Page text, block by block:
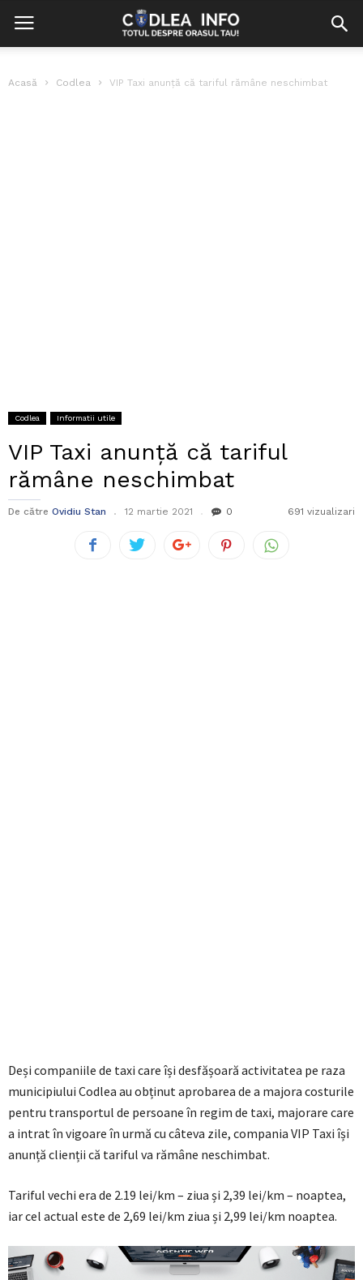
Acasă Codlea VIP Taxi anunță că tariful rămâne neschimbat
Codlea Informatii utile
VIP Taxi anunță că tariful
rămâne neschimbat
De către Ovidiu Stan 12 martie 2021 0 691 vizualizari
Deși companiile de taxi care își desfășoară activitatea pe raza
municipiului Codlea au obținut aprobarea de a majora costurile
pentru transportul de persoane în regim de taxi, majorare care
a intrat în vigoare în urmă cu câteva zile, compania VIP Taxi își
anunță clienții că tariful va rămâne neschimbat.
Tariful vechi era de 2.19 lei/km – ziua și 2,39 lei/km – noaptea,
iar cel actual este de 2,69 lei/km ziua și 2,99 lei/km noaptea.